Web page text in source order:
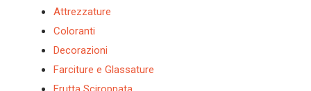
Attrezzature
Coloranti
Decorazioni
Farciture e Glassature